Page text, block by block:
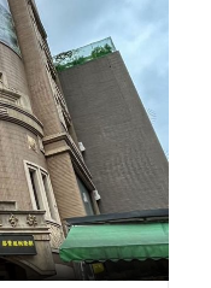
上、自主學習
品，傳承歷史
間的調和與撞
花火，不僅提
浸淫在藝術的